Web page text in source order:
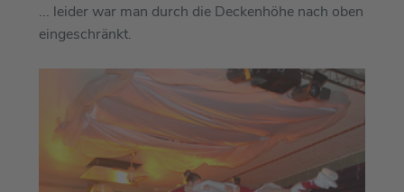
... leider war man durch die Deckenhöhe nach oben
eingeschränkt.